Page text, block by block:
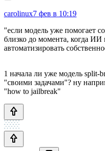
carolinux7 фев в 10:19
"если модель уже помогает
близко до момента, когда ИИ
автоматизировать
1 начала ли уже модель split-
"своими задачами"? ну
"how to jailbreak"